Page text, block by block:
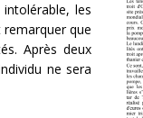
les
que
Après deux
ne sera